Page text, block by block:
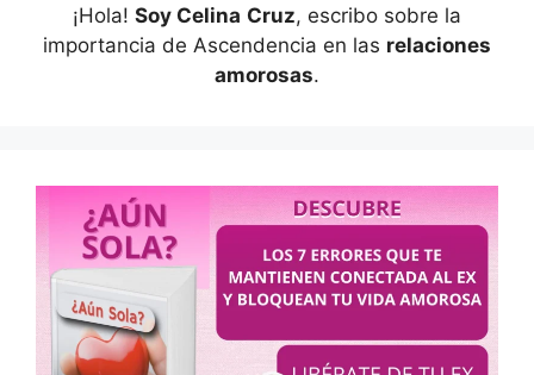
¡Hola! Soy Celina Cruz, escribo sobre la
importancia de Ascendencia en las relaciones
amorosas.